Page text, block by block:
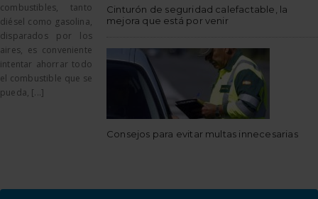
combustibles, tanto
diésel como gasolina,
disparados por los
aires, es conveniente
intentar ahorrar todo
el combustible que se
pueda, [...]
Cinturón de seguridad calefactable, la
mejora que está por venir
Consejos para evitar multas innecesarias